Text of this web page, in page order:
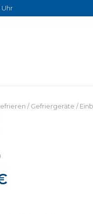
Uhr
/ Gefriergeräte /